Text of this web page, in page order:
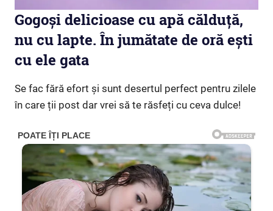
Gogoși delicioase cu apă călduță,
nu cu lapte. În jumătate de oră ești
cu ele gata
Se fac fără efort și sunt desertul perfect pentru zilele
în care ții post dar vrei să te răsfeți cu ceva dulce!